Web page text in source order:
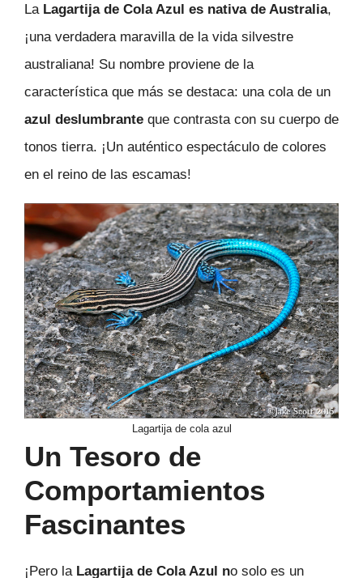
La Lagartija de Cola Azul es nativa de Australia,
¡una verdadera maravilla de la vida silvestre
australiana! Su nombre proviene de la
característica que más se destaca: una cola de un
azul deslumbrante que contrasta con su cuerpo de
tonos tierra. ¡Un auténtico espectáculo de colores
en el reino de las escamas!
Lagartija de cola azul
Un Tesoro de
Comportamientos
Fascinantes
¡Pero la Lagartija de Cola Azul no solo es un